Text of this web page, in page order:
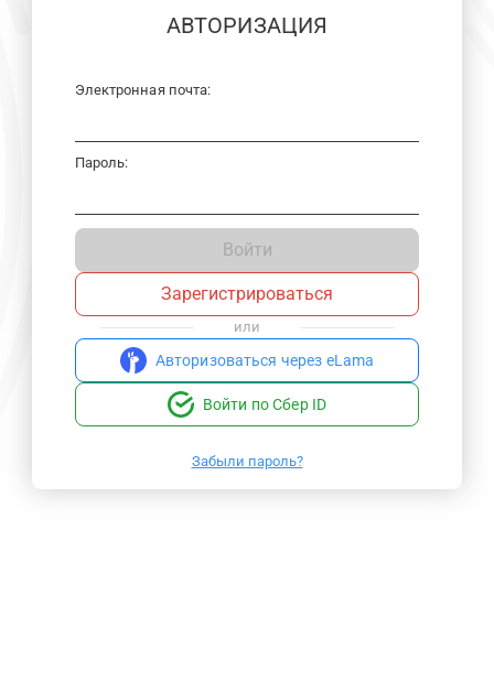
АВТОРИЗАЦИЯ
Электронная почта:
Пароль:
Войти
Зарегистрироваться
или
Авторизоваться через eLama
Войти по Сбер ID
Забыли пароль?